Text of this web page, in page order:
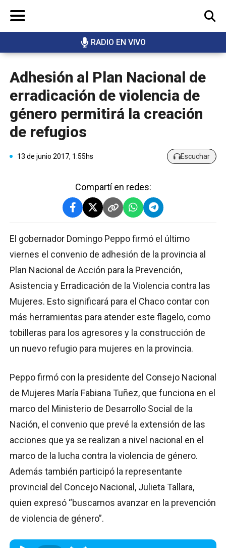
RADIO EN VIVO
BUSCAR
Adhesión al Plan Nacional de
erradicación de violencia de
género permitirá la creación
de refugios
13 de junio 2017, 1:55hs Escuchar
Compartí en redes:
El gobernador Domingo Peppo firmó el último
viernes el convenio de adhesión de la provincia al
Plan Nacional de Acción para la Prevención,
Asistencia y Erradicación de la Violencia contra las
Mujeres. Esto significará para el Chaco contar con
más herramientas para atender este flagelo, como
tobilleras para los agresores y la construcción de
un nuevo refugio para mujeres en la provincia.
Peppo firmó con la presidente del Consejo Nacional
de Mujeres María Fabiana Tuñez, que funciona en el
marco del Ministerio de Desarrollo Social de la
Nación, el convenio que prevé la extensión de las
acciones que ya se realizan a nivel nacional en el
marco de la lucha contra la violencia de género.
Además también participó la representante
provincial del Concejo Nacional, Julieta Tallara,
quien expresó “buscamos avanzar en la prevención
de violencia de género”.